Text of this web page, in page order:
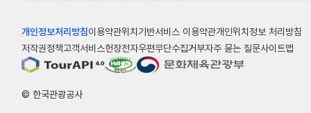
개인정보처리방침이용약관위치기반서비스 이용약관개인위치정보 처리방침
저작권정책고객서비스헌장전자우편무단수집거부자주 묻는 질문사이트맵
© 한국관광공사